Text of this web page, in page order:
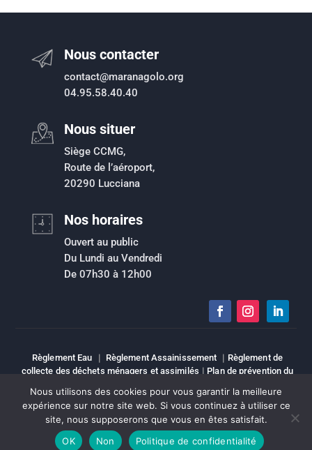
Nous contacter
contact@maranagolo.org
04.95.58.40.40
Nous situer
Siège CCMG,
Route de l’aéroport,
20290 Lucciana
Nos horaires
Ouvert au public
Du Lundi au Vendredi
De 07h30 à 12h00
Règlement Eau | Règlement Assainissement | Règlement de
collecte des déchets ménagers et assimilés | Plan de prévention du
Sitemap
Copyright © Tous droits réservés | CCMG
Nous utilisons des cookies pour vous garantir la meilleure
expérience sur notre site web. Si vous continuez à utiliser ce
site, nous supposerons que vous en êtes satisfait.
OK
Non Politique de confidentialité